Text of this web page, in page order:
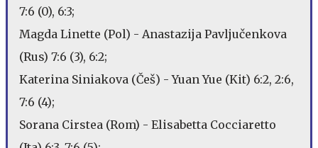
7:6 (0), 6:3;
Magda Linette (Pol) - Anastazija Pavljučenkova
(Rus) 7:6 (3), 6:2;
Katerina Siniakova (Češ) - Yuan Yue (Kit) 6:2, 2:6,
7:6 (4);
Sorana Cirstea (Rom) - Elisabetta Cocciaretto